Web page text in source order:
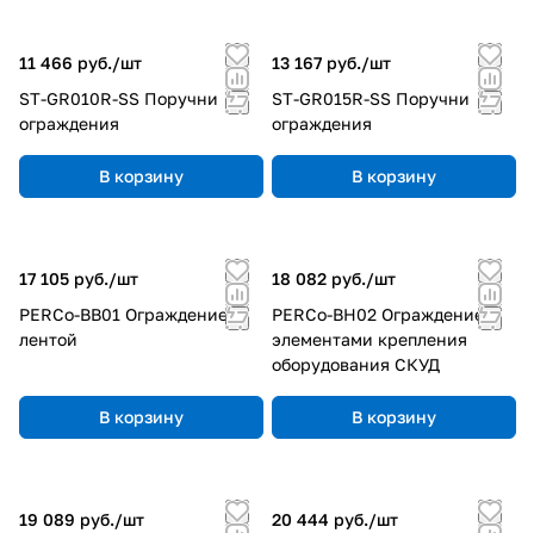
11 466 руб./шт
ST-GR010R-SS Поручни
ограждения
В корзину
13 167 руб./шт
ST-GR015R-SS Поручни
ограждения
В корзину
17 105 руб./шт
PERCo-BB01 Ограждение с
лентой
В корзину
18 082 руб./шт
PERCo-BH02 Ограждение с
элементами крепления
оборудования СКУД
В корзину
19 089 руб./шт
20 444 руб./шт